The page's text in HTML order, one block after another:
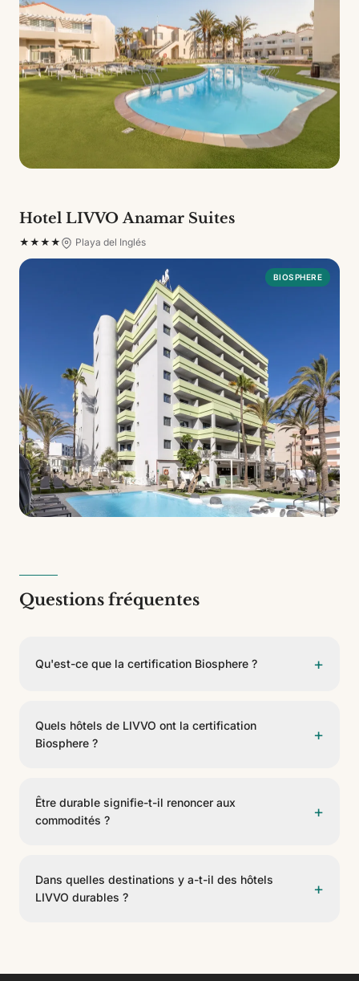
Hotel LIVVO Anamar Suites
★★★★ Playa del Inglés
BIOSPHERE
Questions fréquentes
Qu'est-ce que la certification Biosphere ? +
soutenu par l'UNESCO, qui reconnaît les
établissements appliquant des pratiques durables
envers l'environnement, la culture locale et l'économie
Quels hôtels de LIVVO ont la certification
Biosphere ?
+
le Puerto de Mogán, le Koala Garden et l'Anamar
Suites disposent de la certification Biosphere. Tu les
trouveras listés sur cette page.
Être durable signifie-t-il renoncer aux
commodités ?
+
expérience ; la durabilité agit en coulisses (gestion des
ressources, des déchets, de l'énergie et engagement
envers la communauté) sans affecter ton séjour.
Dans quelles destinations y a-t-il des hôtels
LIVVO durables ?
+